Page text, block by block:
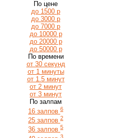
По цене
до 1500 р
до 3000 р
до 7000 р
до 10000 р
до 20000 р
до 50000 р
По времени
от 30 секунд
от 1 минуты
от 1.5 минут
от 2 минут
от 3 минут
По залпам
16 залпов 6
25 залпов 2
36 залпов 5
3